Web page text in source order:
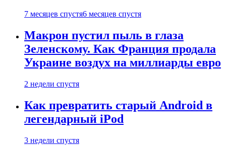
7 месяцев спустя6 месяцев спустя
Макрон пустил пыль в глаза
Зеленскому. Как Франция продала
Украине воздух на миллиарды евро
2 недели спустя
Как превратить старый Android в
легендарный iPod
3 недели спустя